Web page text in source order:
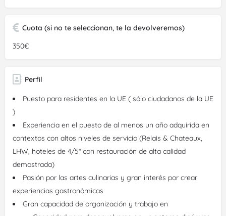
Cuota (si no te seleccionan, te la devolveremos)
350€
Perfil
Puesto para residentes en la UE ( sólo ciudadanos de la UE
)
Experiencia en el puesto de al menos un año adquirida en
contextos con altos niveles de servicio (Relais & Chateaux,
LHW, hoteles de 4/5* con restauración de alta calidad
demostrada)
Pasión por las artes culinarias y gran interés por crear
experiencias gastronómicas
Gran capacidad de organización y trabajo en